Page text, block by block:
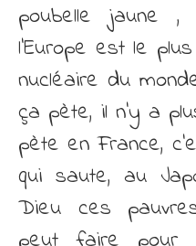
poubelle jaune
l’Europe est le
nucléaire du
ça pète, il n’y a
pète en France,
qui saute, au
Dieu ces